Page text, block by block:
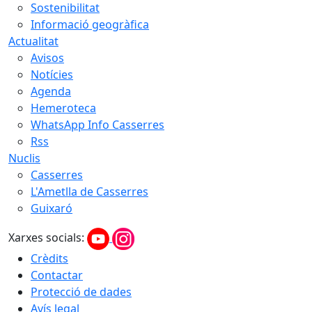
Sostenibilitat
Informació geogràfica
Actualitat
Avisos
Notícies
Agenda
Hemeroteca
WhatsApp Info Casserres
Rss
Nuclis
Casserres
L'Ametlla de Casserres
Guixaró
Xarxes socials:
Crèdits
Contactar
Protecció de dades
Avís legal